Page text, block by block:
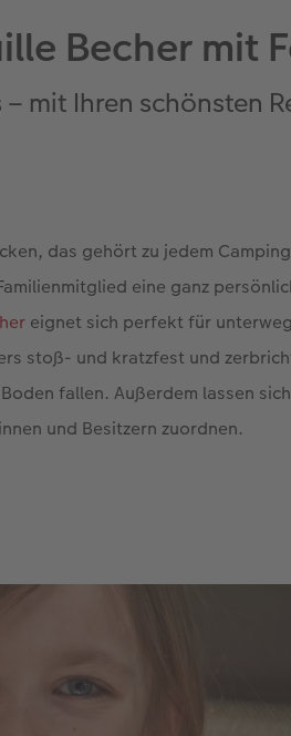
Becher mit
mit Ihren schönsten
das gehört zu jedem
eine ganz
eignet sich perfekt für
stoß- und kratzfest und
fallen. Außerdem lassen
und Besitzern zuordnen.